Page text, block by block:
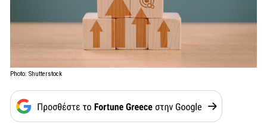
Photo: Shutterstock